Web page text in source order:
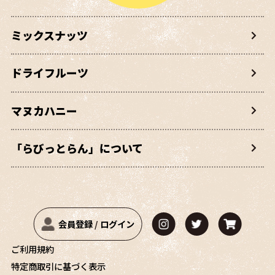
ミックスナッツ
ドライフルーツ
マヌカハニー
「らびっとらん」について
ご利用規約
特定商取引に基づく表示
会員登録/ログイン